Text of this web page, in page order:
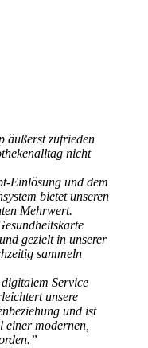
äußerst zufrieden
nicht
Einlösung und dem
bietet unseren
Mehrwert.
gezielt in unserer
sammeln
Service
unsere
und ist
einer modernen,